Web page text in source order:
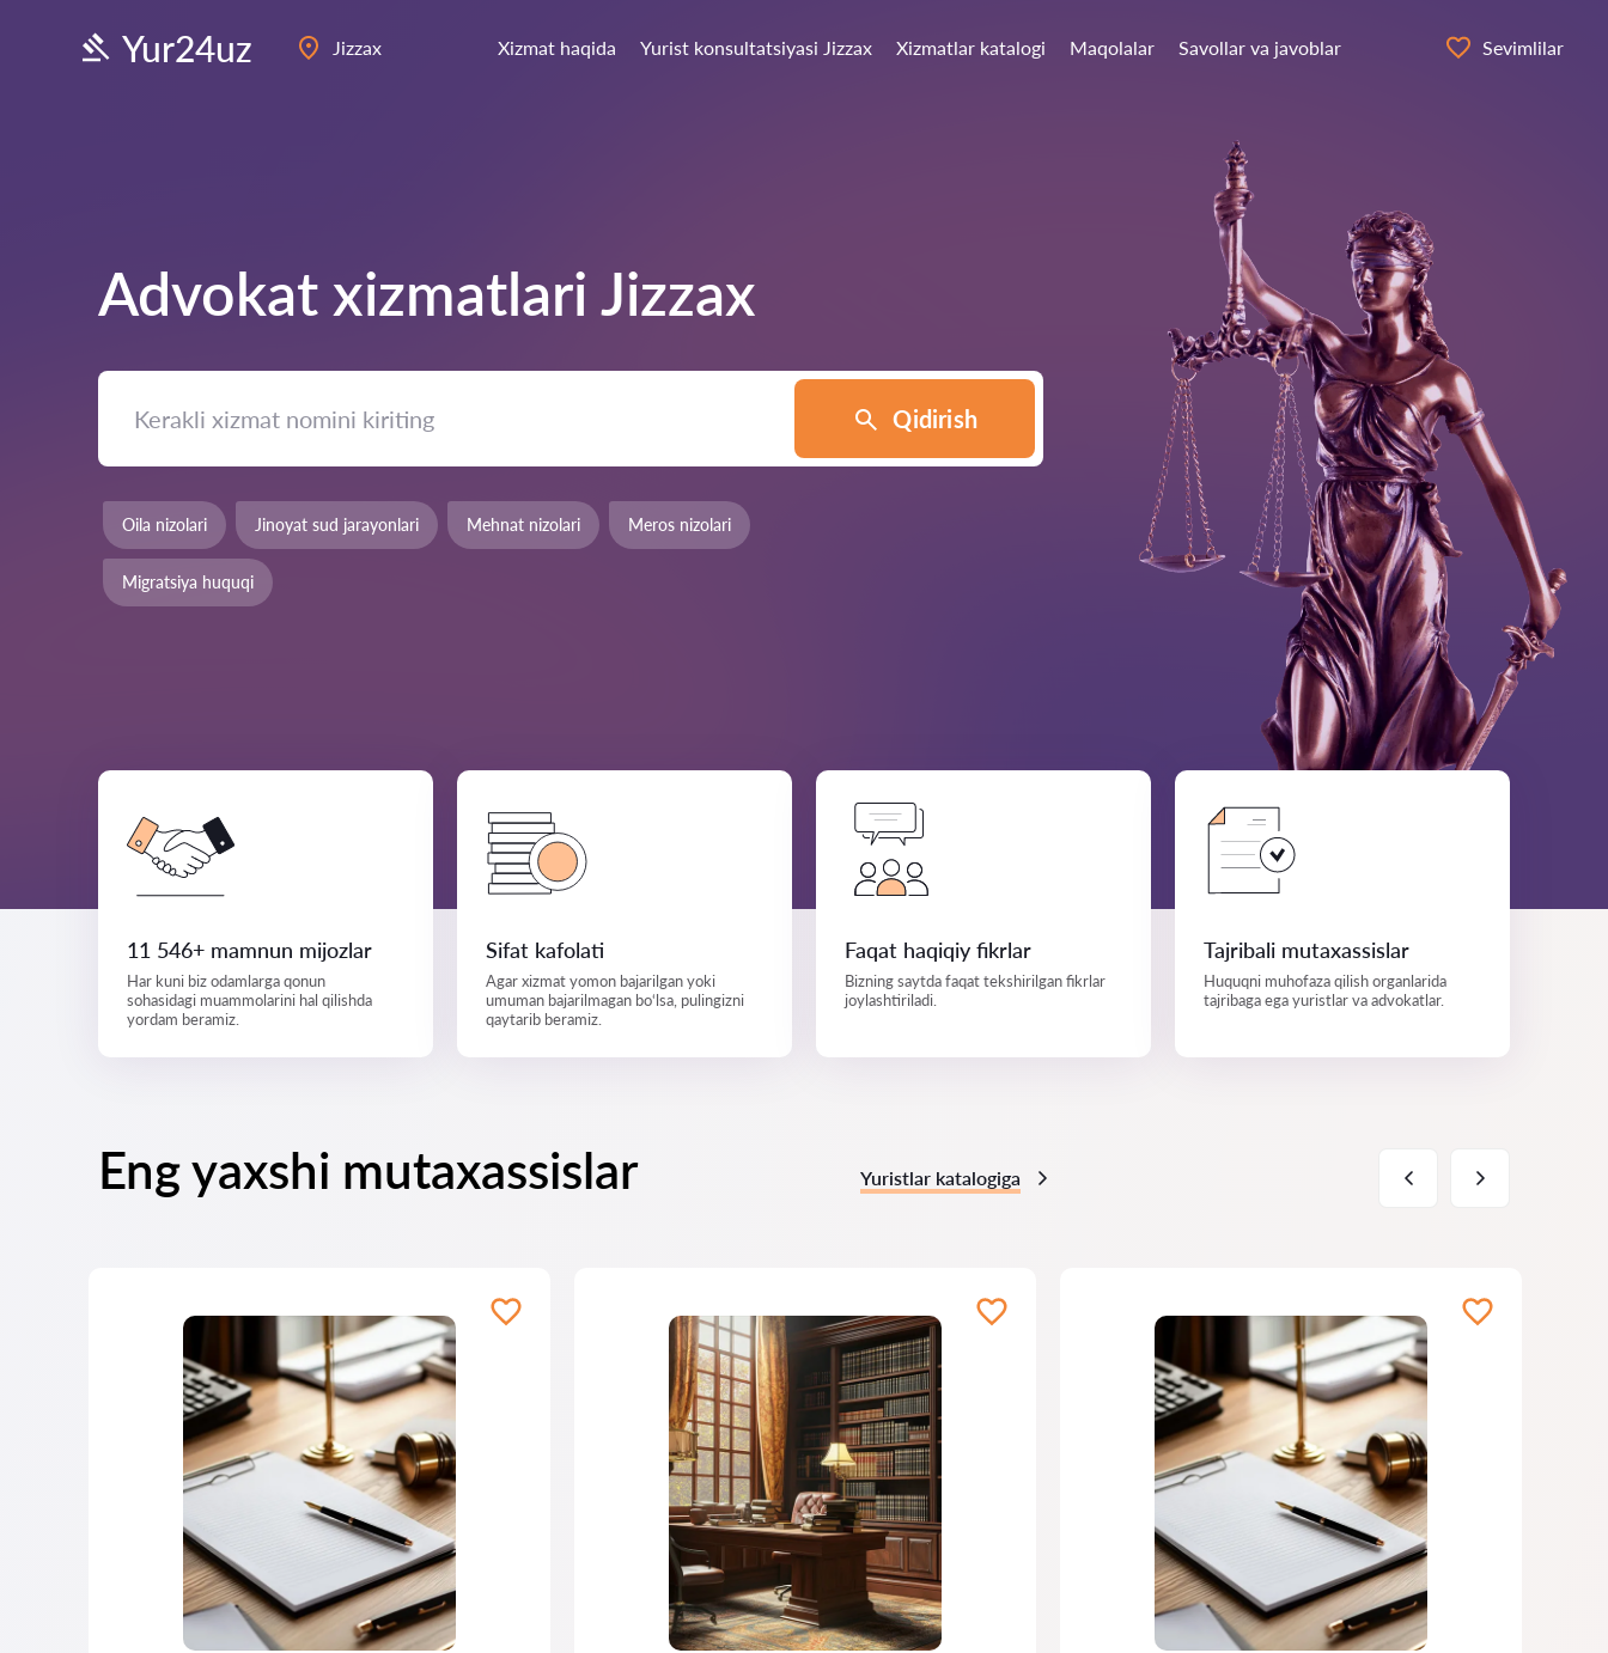
Yur24uz Jizzax Xizmat haqida Yurist konsultatsiyasi Jizzax Xizmatlar katalogi Maqolalar Savollar va javoblar Sevimlilar
Advokat xizmatlari Jizzax
Qidirish
Oila nizolari Jinoyat sud jarayonlari Mehnat nizolari Meros nizolari
Migratsiya huquqi
11 546+ mamnun mijozlar
Har kuni biz odamlarga qonun
sohasidagi muammolarini hal qilishda
yordam beramiz.
Sifat kafolati
Agar xizmat yomon bajarilgan yoki
umuman bajarilmagan bo‘lsa, pulingizni
qaytarib beramiz.
Faqat haqiqiy fikrlar
Bizning saytda faqat tekshirilgan fikrlar
joylashtiriladi.
Tajribali mutaxassislar
Huquqni muhofaza qilish organlarida
tajribaga ega yuristlar va advokatlar.
Eng yaxshi mutaxassislar Yuristlar katalogiga